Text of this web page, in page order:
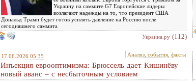
Украину на саммите G7 Европейские лидеры
возлагают надежды на то, что президент США
Дональд Трамп будет готов усилить давление на Россию после
сегодняшнего саммита
Украина.ру (112)
17.06.2026 05:35 Анализ, события, факты
Инъекция еврооптимизма: Брюссель дает Кишинёву
новый аванс – с несбыточным условием